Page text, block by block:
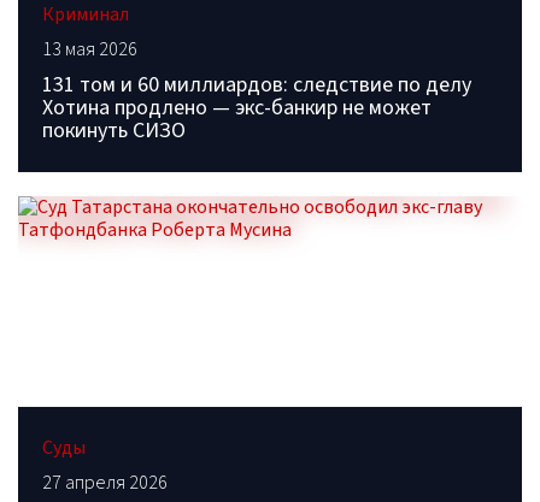
Криминал
13 мая 2026
131 том и 60 миллиардов: следствие по делу
Хотина продлено — экс-банкир не может
покинуть СИЗО
Суды
27 апреля 2026